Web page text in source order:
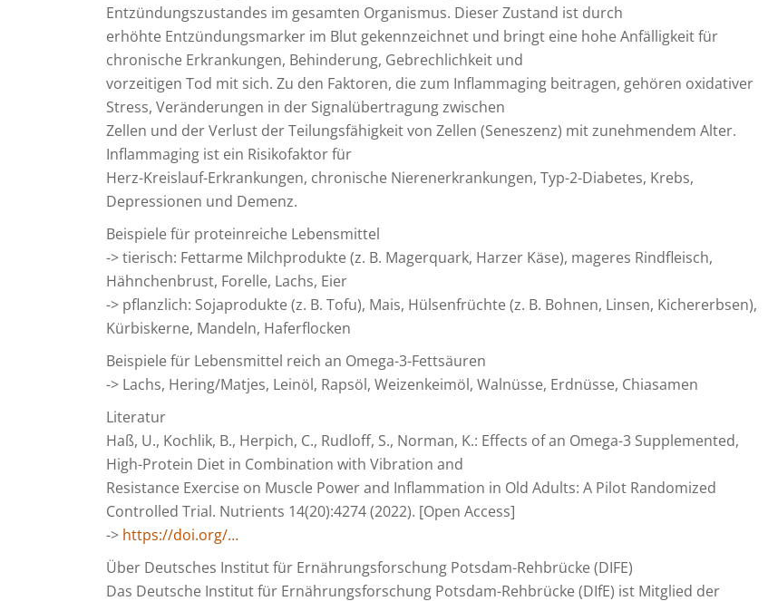
Entzündungszustandes im gesamten Organismus. Dieser Zustand ist durch
erhöhte Entzündungsmarker im Blut gekennzeichnet und bringt eine hohe Anfälligkeit für
chronische Erkrankungen, Behinderung, Gebrechlichkeit und
vorzeitigen Tod mit sich. Zu den Faktoren, die zum Inflammaging beitragen, gehören oxidativer
Stress, Veränderungen in der Signalübertragung zwischen
Zellen und der Verlust der Teilungsfähigkeit von Zellen (Seneszenz) mit zunehmendem Alter.
Inflammaging ist ein Risikofaktor für
Herz-Kreislauf-Erkrankungen, chronische Nierenerkrankungen, Typ-2-Diabetes, Krebs,
Depressionen und Demenz.
Beispiele für proteinreiche Lebensmittel
-> tierisch: Fettarme Milchprodukte (z. B. Magerquark, Harzer Käse), mageres Rindfleisch,
Hähnchenbrust, Forelle, Lachs, Eier
-> pflanzlich: Sojaprodukte (z. B. Tofu), Mais, Hülsenfrüchte (z. B. Bohnen, Linsen, Kichererbsen),
Kürbiskerne, Mandeln, Haferflocken
Beispiele für Lebensmittel reich an Omega-3-Fettsäuren
-> Lachs, Hering/Matjes, Leinöl, Rapsöl, Weizenkeimöl, Walnüsse, Erdnüsse, Chiasamen
Literatur
Haß, U., Kochlik, B., Herpich, C., Rudloff, S., Norman, K.: Effects of an Omega-3 Supplemented,
High-Protein Diet in Combination with Vibration and
Resistance Exercise on Muscle Power and Inflammation in Old Adults: A Pilot Randomized
Controlled Trial. Nutrients 14(20):4274 (2022). [Open Access]
-> https://doi.org/…
Über Deutsches Institut für Ernährungsforschung Potsdam-Rehbrücke (DIFE)
Das Deutsche Institut für Ernährungsforschung Potsdam-Rehbrücke (DIfE) ist Mitglied der